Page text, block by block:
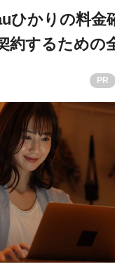
ひかりの料金
約するための
PR